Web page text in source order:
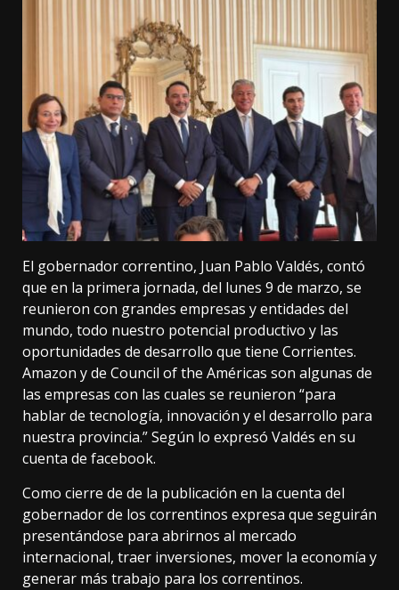
El gobernador correntino, Juan Pablo Valdés, contó
que en la primera jornada, del lunes 9 de marzo, se
reunieron con grandes empresas y entidades del
mundo, todo nuestro potencial productivo y las
oportunidades de desarrollo que tiene Corrientes.
Amazon y de Council of the Américas son algunas de
las empresas con las cuales se reunieron “para
hablar de tecnología, innovación y el desarrollo para
nuestra provincia.” Según lo expresó Valdés en su
cuenta de facebook.
Como cierre de de la publicación en la cuenta del
gobernador de los correntinos expresa que seguirán
presentándose para abrirnos al mercado
internacional, traer inversiones, mover la economía y
generar más trabajo para los correntinos.